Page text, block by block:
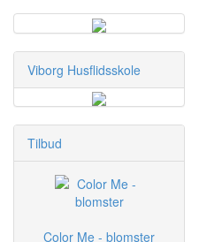
Viborg Husflidsskole
Tilbud
Color Me - blomster